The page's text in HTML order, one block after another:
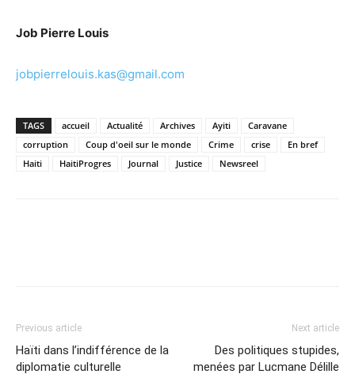
Job Pierre Louis
jobpierrelouis.kas@gmail.com
TAGS accueil Actualité Archives Ayiti
Caravane
corruption
Coup d'oeil sur le monde Crime crise
En bref
Haiti
HaitiProgres Journal Justice Newsreel
Previous article
Haïti dans l’indifférence de la
diplomatie culturelle
Next article
Des politiques stupides,
menées par Lucmane Délille